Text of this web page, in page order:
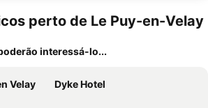
perto de Le Puy-en-Velay
interessá-lo...
Velay
Dyke Hotel